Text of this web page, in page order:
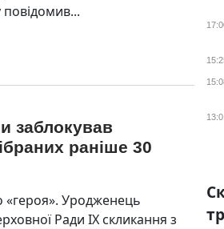
заблокував
раніше 30
«героя». Уродженець
Ради IX скликання з